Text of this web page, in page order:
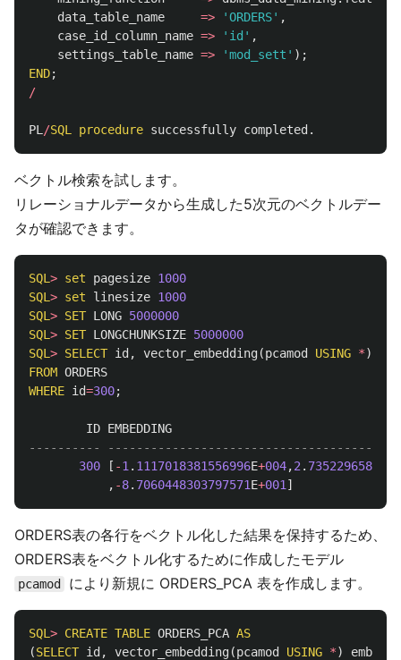
data_table_name
=> 'ORDERS' ,
case_id_column_name => 'id' ,
settings_table_name => 'mod_sett' );
END;
/
PL /SQL procedure successfully completed .
ベクトル検索を試します。
リレーショナルデータから生成した5次元のベクトルデー
タが確認できます。
SQL > set pagesize 1000
SQL > set linesize 1000
SQL > SET LONG 5000000
SQL > SET LONGCHUNKSIZE 5000000
SQL > SELECT id , vector_embedding(pcamod USING *)
FROM ORDERS
WHERE id=300;
ID EMBEDDING
----------
300
[ -1 . 1117018381556996E+004,2 .
, -8. 7060448303797571E+001 ]
ORDERS表の各行をベクトル化した結果を保持するため、
ORDERS表をベクトル化するために作成したモデル
pcamod により新規に ORDERS_PCA 表を作成します。
SQL > CREATE TABLE ORDERS_PCA AS
(SELECT id , vector_embedding(pcamod USING *)